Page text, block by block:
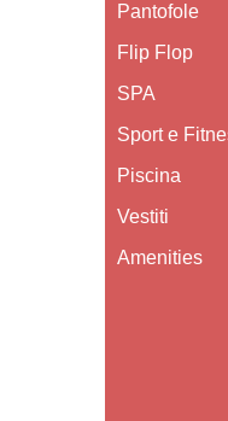
Pantofole
Flip Flop
SPA
Sport e
Piscina
Vestiti
Amenities